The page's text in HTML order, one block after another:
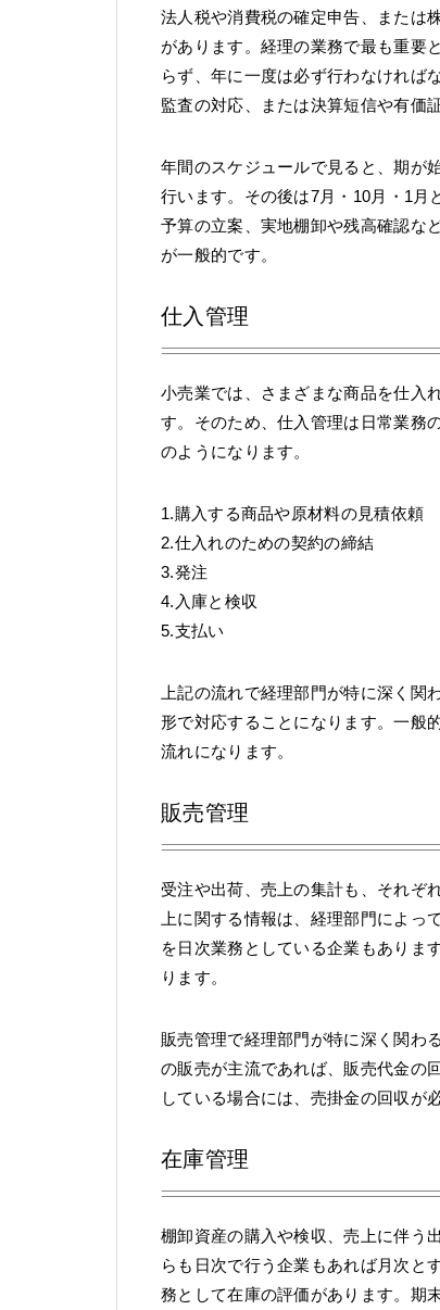
法人税や消費税の確定申告、または
があります。経理の業務で最も重要
らず、年に一度は必ず行わなければ
監査の対応、または決算短信や有価
年間のスケジュールで見ると、期が
行います。その後は7月・10月・1月
予算の立案、実地棚卸や残高確認な
が一般的です。
仕入管理
小売業では、さまざまな商品を仕入
す。そのため、仕入管理は日常業務
のようになります。
1.購入する商品や原材料の見積依頼
2.仕入れのための契約の締結
3.発注
4.入庫と検収
5.支払い
上記の流れで経理部門が特に深く関
形で対応することになります。一般
流れになります。
販売管理
受注や出荷、売上の集計も、それぞ
上に関する情報は、経理部門によっ
を日次業務としている企業もありま
ります。
販売管理で経理部門が特に深く関わ
の販売が主流であれば、販売代金の
している場合には、売掛金の回収が
在庫管理
棚卸資産の購入や検収、売上に伴う
らも日次で行う企業もあれば月次と
務として在庫の評価があります。期